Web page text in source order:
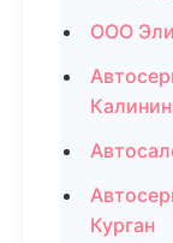
ООО
Курган